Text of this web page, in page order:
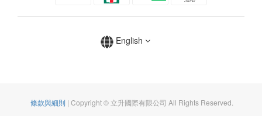
English
條款與細則 | Copyright © 立升國際有限公司 All Rights Reserved.